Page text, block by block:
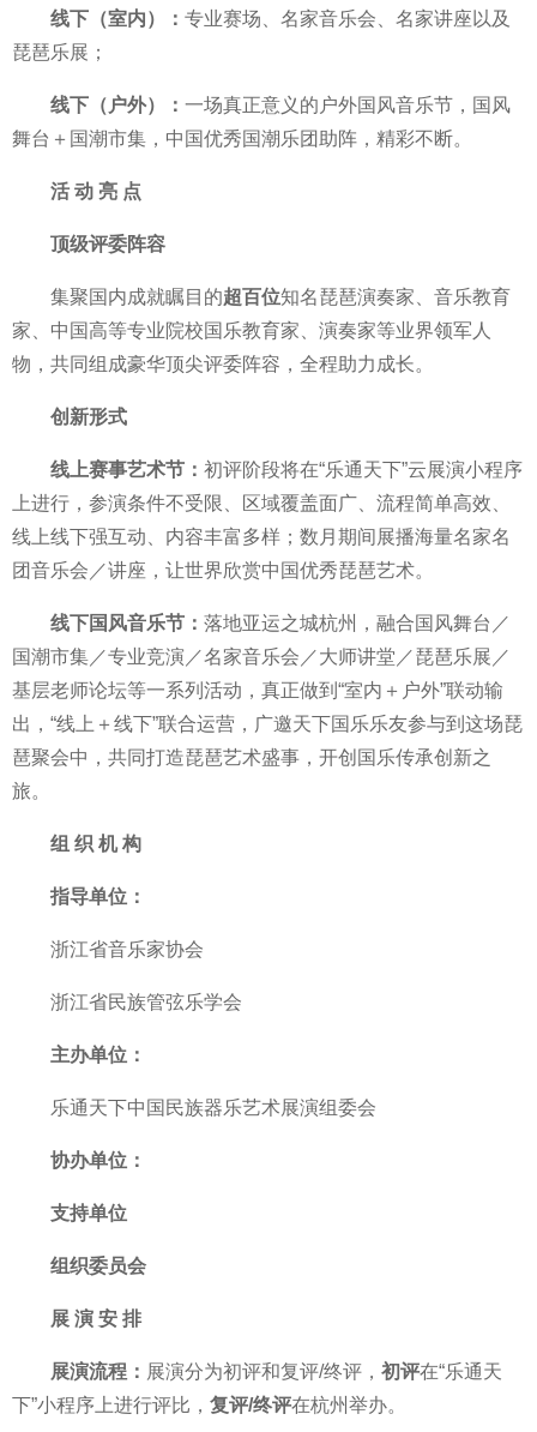
线下（室内）： 专业赛场、名家音乐会、名家讲座以及
琵琶乐展；
线下（户外）： 一场真正意义的户外国风音乐节，国风
舞台＋国潮市集， 中国优秀国潮乐团助阵，精彩不断。
活 动 亮 点
顶级评委阵容
集聚国内成就瞩目的超百位知名琵琶演奏家、音乐教育
家、 中国高等专业院校国乐教育家、演奏家等业界领军人
物，共同组成豪华顶尖评委阵容，全程助力成长。
创新形式
线上赛事艺术节： 初评阶段将在“乐通天下”云展演小程序
上进行，参演条件不受限、区域覆盖面广、流程简单高效、
线上线下强互动、内容丰富多样；数月期间展播海量名家名
团音乐会／讲座，让世界欣赏中国优秀琵琶艺术。
线下国风音乐节： 落地亚运之城杭州，融合国风舞台／
国潮市集／专业竞演／名家音乐会／大师讲堂／琵琶乐展／
基层老师论坛等一系列活动，真正做到“室内＋户外”联动输
出，“线上＋线下”联合运营，广邀天下国乐乐友参与到这场琵
琶聚会中，共同打造琵琶艺术盛事，开创国乐传承创新之
旅。
组 织 机 构
指导单位：
浙江省音乐家协会
浙江省民族管弦乐学会
主办单位：
乐通天下中国民族器乐艺术展演组委会
协办单位：
支持单位
组织委员会
展 演 安 排
展演流程： 展演分为初评和复评/终评， 初评在“乐通天
下”小程序上进行评比， 复评/终评在杭州举办。